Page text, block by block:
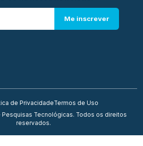
Me inscrever
de PrivacidadeTermos de Uso
Pesquisas Tecnológicas. Todos os direitos
reservados.